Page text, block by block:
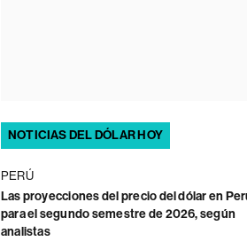
NOTICIAS DEL DÓLAR HOY
PERÚ
Las proyecciones del precio del dólar en
para el segundo semestre de 2026, según
analistas